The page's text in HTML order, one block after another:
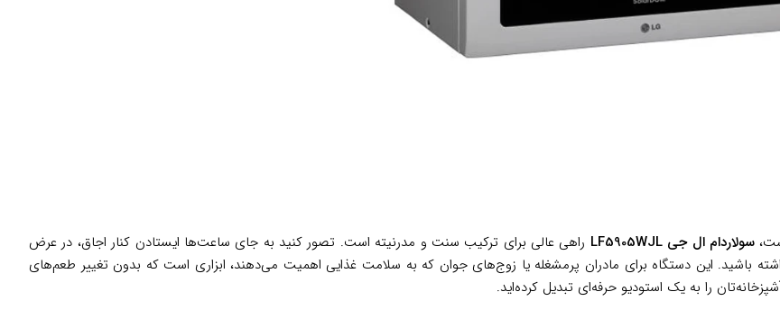
سولاردام ال جی LF5905WJL
راهی عالی برای ترکیب سنت و مدرنیته است. تصور کنید به جای ساعت‌ها ایستادن کنار اجاق، در عرض
داشته باشید. این دستگاه برای مادران پرمشغله یا زوج‌های جوان که به سلامت غذایی اهمیت می‌دهند، ابزاری است که بدون تغییر طعم‌های
را به یک استودیو حرفه‌ای تبدیل کرده‌اید.